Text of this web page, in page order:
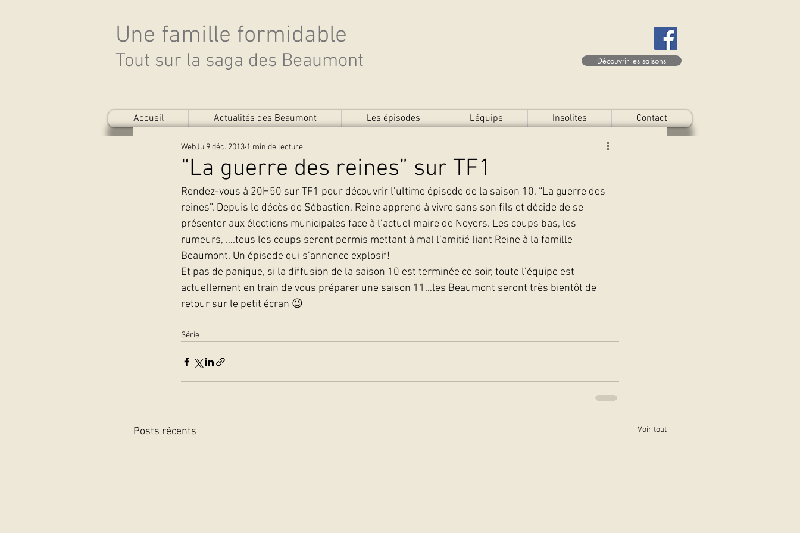
Une famille formidable
Tout sur la saga des Beaumont Découvrir les saisons
Accueil Actualités des Beaumont Les épisodes L'équipe Insolites Contact
“La guerre des reines” sur TF1
WebJu 9 déc. 2013 1 min de lecture
Rendez-vous à 20H50 sur TF1 pour découvrir l’ultime épisode de la saison 10, “La guerre des
reines”. Depuis le décès de Sébastien, Reine apprend à vivre sans son fils et décide de se
présenter aux élections municipales face à l’actuel maire de Noyers. Les coups bas, les
rumeurs, ….tous les coups seront permis mettant à mal l’amitié liant Reine à la famille
Beaumont. Un épisode qui s’annonce explosif!
Et pas de panique, si la diffusion de la saison 10 est terminée ce soir, toute l’équipe est
actuellement en train de vous préparer une saison 11…les Beaumont seront très bientôt de
retour sur le petit écran 😉
Série
Posts récents Voir tout